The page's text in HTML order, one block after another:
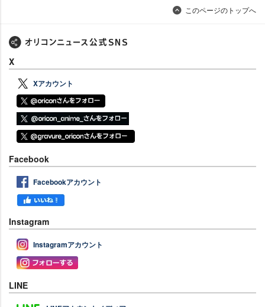
このページのトップへ
X
Xアカウント
Facebook
Facebookアカウント
Instagram
Instagramアカウント
LINE